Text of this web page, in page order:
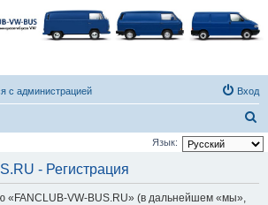
с администрацией Вход
о
Язык:
- Регистрация
«FANCLUB-VW-BUS.RU» (в дальнейшем «мы»,